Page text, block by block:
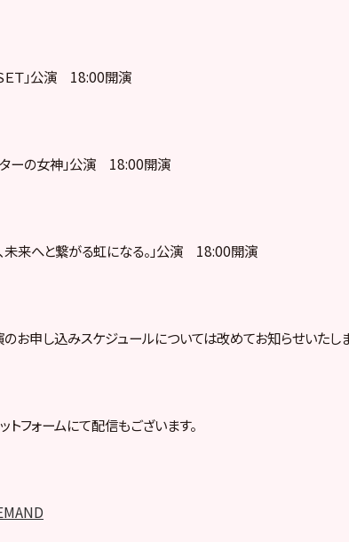
ＥＴ」公演 18:00開演
ーの女神」公演 18:00開演
未来へと繋がる虹になる。」公演 18:00開演
お申し込みスケジュールについては改めてお知らせいたし
フォームにて配信もございます。